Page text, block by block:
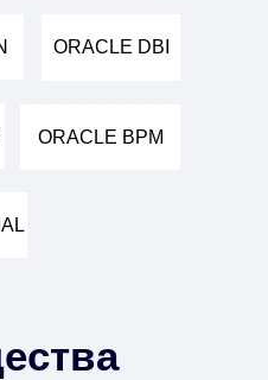
ORACLE BPM
ORACLE DBI